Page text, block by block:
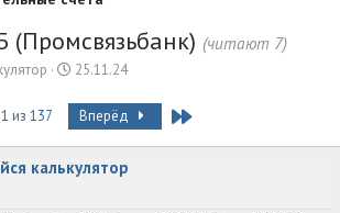
(читают 7)
Д
т
а
н
а
25.11.24
1 из 137 Вперёд Last
калькулятор